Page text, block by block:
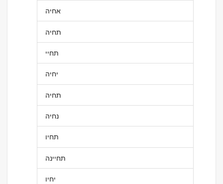
אחיה
תחיה
תחיי
יחיה
תחיה
נחיה
תחיו
תחיינה
יחיו